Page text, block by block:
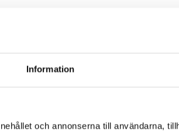
Information
och annonserna till användarna,